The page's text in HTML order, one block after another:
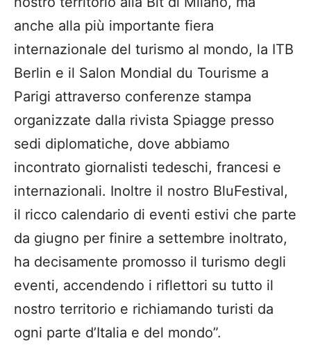
anche alla più importante fiera
internazionale del turismo al mondo, la ITB
Berlin e il Salon Mondial du Tourisme a
Parigi attraverso conferenze stampa
organizzate dalla rivista Spiagge presso
sedi diplomatiche, dove abbiamo
incontrato giornalisti tedeschi, francesi e
internazionali. Inoltre il nostro BluFestival,
il ricco calendario di eventi estivi che parte
da giugno per finire a settembre inoltrato,
ha decisamente promosso il turismo degli
eventi, accendendo i riflettori su tutto il
nostro territorio e richiamando turisti da
ogni parte d’Italia e del mondo”.